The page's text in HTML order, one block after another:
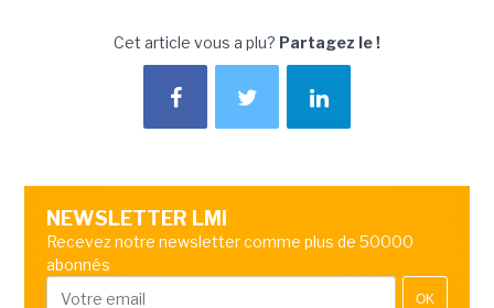
Cet article vous a plu? Partagez le !
NEWSLETTER LMI
Recevez notre newsletter comme plus de 50000
abonnés
OK